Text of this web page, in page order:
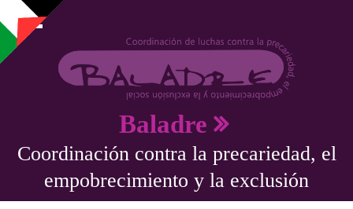
Pasar al contenido principal
Baladre
Coordinación contra la precariedad, el
empobrecimiento y la exclusión